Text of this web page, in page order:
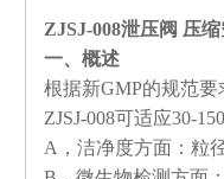
ZJSJ-008泄压阀 压
一、 概述
根据新GMP的规范
ZJSJ-008可适应30-
A，洁净度方面：粒